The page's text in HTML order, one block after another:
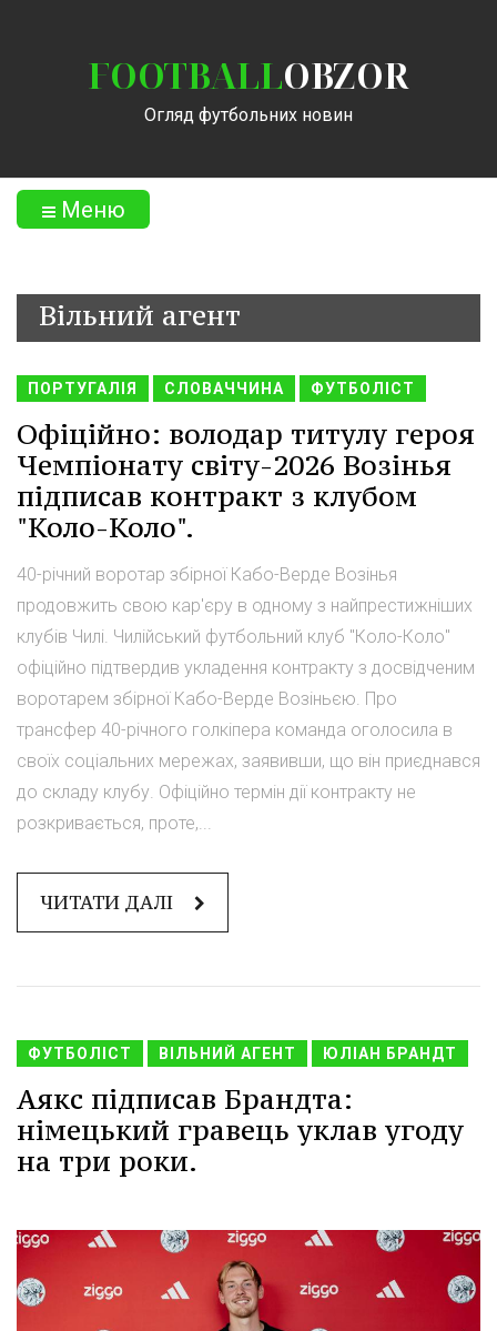
FOOTBALLOBZOR
Огляд футбольних новин
Меню
Вільний агент
ПОРТУГАЛІЯ СЛОВАЧЧИНА ФУТБОЛІСТ
Офіційно: володар титулу героя
Чемпіонату світу-2026 Возінья
підписав контракт з клубом
"Коло-Коло".
40-річний воротар збірної Кабо-Верде Возінья
продовжить свою кар'єру в одному з найпрестижніших
клубів Чилі. Чилійський футбольний клуб "Коло-Коло"
офіційно підтвердив укладення контракту з досвідченим
воротарем збірної Кабо-Верде Возіньєю. Про
трансфер 40-річного голкіпера команда оголосила в
своїх соціальних мережах, заявивши, що він приєднався
до складу клубу. Офіційно термін дії контракту не
розкривається, проте,...
ЧИТАТИ ДАЛІ
ФУТБОЛІСТ ВІЛЬНИЙ АГЕНТ ЮЛІАН БРАНДТ
Аякс підписав Брандта:
німецький гравець уклав угоду
на три роки.